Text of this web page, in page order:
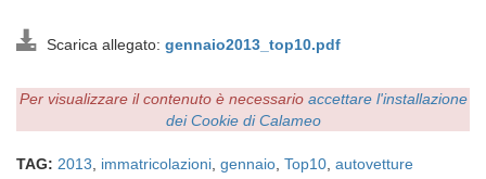
Scarica allegato: gennaio2013_top10.pdf
Per visualizzare il contenuto è necessario accettare l'installazione
dei Cookie di Calameo
TAG: 2013 immatricolazioni gennaio Top10 autovetture